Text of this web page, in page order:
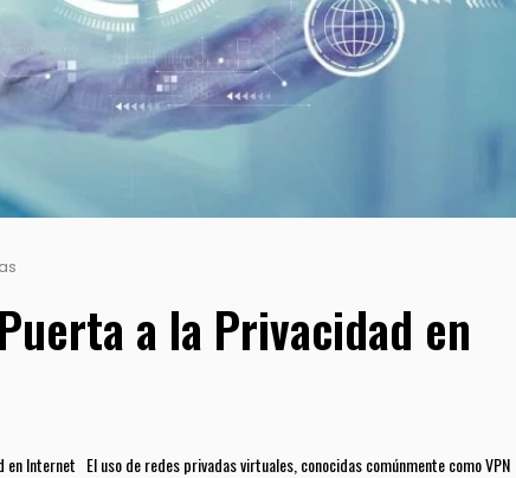
a la Privacidad en
en Internet El uso de redes privadas virtuales, conocidas comúnmente como VPN